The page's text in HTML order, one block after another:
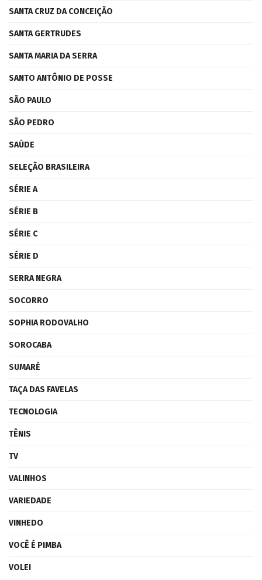
SANTA CRUZ DA CONCEIÇÃO
SANTA GERTRUDES
SANTA MARIA DA SERRA
SANTO ANTÔNIO DE POSSE
SÃO PAULO
SÃO PEDRO
SAÚDE
SELEÇÃO BRASILEIRA
SÉRIE A
SÉRIE B
SÉRIE C
SÉRIE D
SERRA NEGRA
SOCORRO
SOPHIA RODOVALHO
SOROCABA
SUMARÉ
TAÇA DAS FAVELAS
TECNOLOGIA
TÊNIS
TV
VALINHOS
VARIEDADE
VINHEDO
VOCÊ É PIMBA
VOLEI